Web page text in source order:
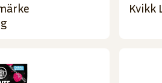
Kvikk